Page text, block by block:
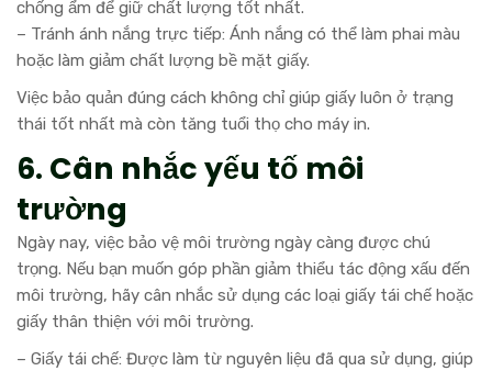
chống ẩm để giữ chất lượng tốt nhất.
– Tránh ánh nắng trực tiếp: Ánh nắng có thể làm phai màu
hoặc làm giảm chất lượng bề mặt giấy.
Việc bảo quản đúng cách không chỉ giúp giấy luôn ở trạng
thái tốt nhất mà còn tăng tuổi thọ cho máy in.
6. Cân nhắc yếu tố môi
trường
Ngày nay, việc bảo vệ môi trường ngày càng được chú
trọng. Nếu bạn muốn góp phần giảm thiểu tác động xấu đến
môi trường, hãy cân nhắc sử dụng các loại giấy tái chế hoặc
giấy thân thiện với môi trường.
– Giấy tái chế: Được làm từ nguyên liệu đã qua sử dụng, giúp